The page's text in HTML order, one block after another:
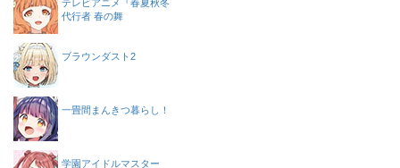
テレビアニメ『春夏秋冬
代行者 春の舞
ブラウンダスト2
一畳間まんきつ暮らし！
学園アイドルマスター